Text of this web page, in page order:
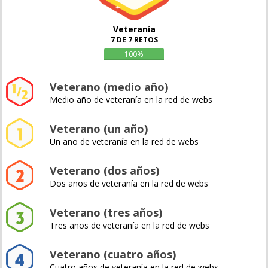
Veteranía
7 DE 7 RETOS
100%
Veterano (medio año)
Medio año de veteranía en la red de webs
Veterano (un año)
Un año de veteranía en la red de webs
Veterano (dos años)
Dos años de veteranía en la red de webs
Veterano (tres años)
Tres años de veteranía en la red de webs
Veterano (cuatro años)